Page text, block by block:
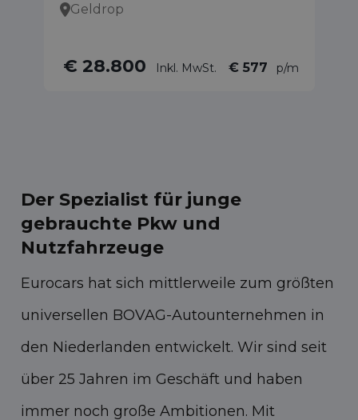
Geldrop
€ 28.800 Inkl. MwSt. € 577 p/m
Der Spezialist für junge
gebrauchte Pkw und
Nutzfahrzeuge
Eurocars hat sich mittlerweile zum größten
universellen BOVAG-Autounternehmen in
den Niederlanden entwickelt. Wir sind seit
über 25 Jahren im Geschäft und haben
immer noch große Ambitionen. Mit